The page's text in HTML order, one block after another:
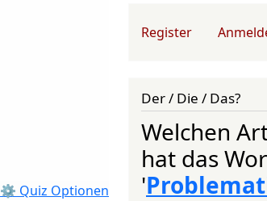
⚙ Quiz Optionen
User account menu
Register
Der / Die / Das?
Welchen
hat das
'